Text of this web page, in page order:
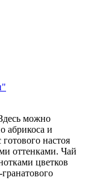
можно
абрикоса и
настоя
оттенками. Чай
цветков